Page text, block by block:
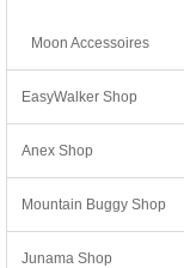
Moon Accessoires
EasyWalker Shop
Anex Shop
Mountain Buggy Shop
Junama Shop